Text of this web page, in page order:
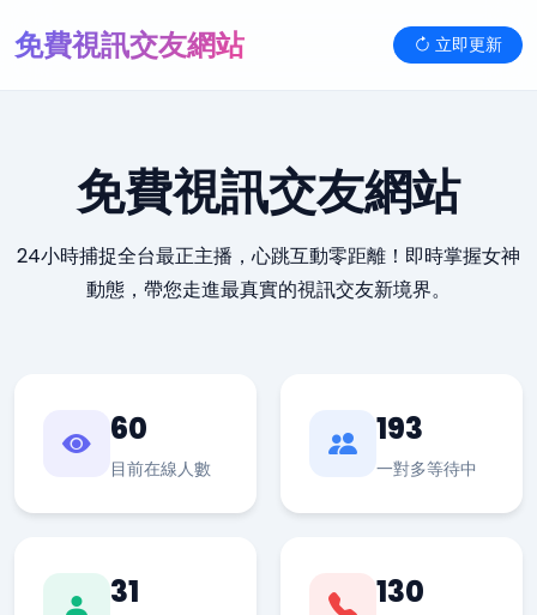
免費視訊交友網站 立即更新
免費視訊交友網站
24小時捕捉全台最正主播，心跳互動零距離！即時掌握女神
動態，帶您走進最真實的視訊交友新境界。
60
目前在線人數
193
一對多等待中
31 130